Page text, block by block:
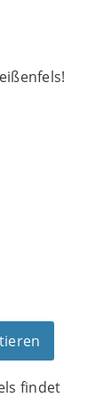
findet